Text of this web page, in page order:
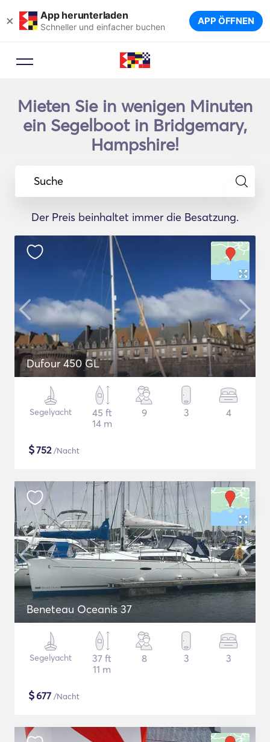
× App herunterladen
Schneller und einfacher buchen APP ÖFFNEN
Mieten Sie in wenigen Minuten
ein Segelboot in Bridgemary,
Hampshire!
Suche
Der Preis beinhaltet immer die Besatzung.
Dufour 450 GL
Segelyacht
45 ft
14 m
9 3 4
$752/Nacht
Beneteau Oceanis 37
Segelyacht
37 ft
11 m
8 3 3
$677 /Nacht